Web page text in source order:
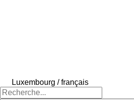
Luxembourg / français